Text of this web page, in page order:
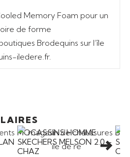
Memory Foam pour un
de forme
Brodequins sur l’île
iledere.fr.
€
MOCASSINS HOMME
SKECHERS MELSON 2.0 –
CHAZ
ON